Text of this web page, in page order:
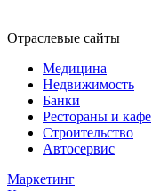
Отраслевые сайты
Медицина
Недвижимость
Банки
Рестораны и кафе
Строительство
Автосервис
Маркетинг